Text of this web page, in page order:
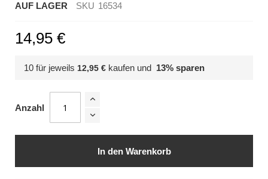
AUF LAGER SKU 16534
14,95 €
10 für jeweils 12,95 € kaufen und 13% sparen
Anzahl
In den Warenkorb